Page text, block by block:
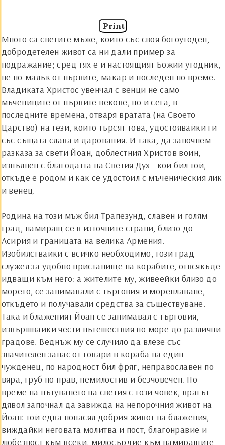
Print
Много са светите мъже, които със своя богоугоден,
добродетелен живот са ни дали пример за
подражание; сред тях е и настоящият Божий угодник,
не по-малък от първите, макар и последен по време.
Владиката Христос увенчал с венци не само
мъчениците от първите векове, но и сега, в
последните времена, отваря вратата (на Своето
Царство) на тези, които търсят това, удостоявайки ги
със същата слава и дарования. И така, да започнем
разказа за свети Йоан, доблестния Христов воин,
изпълнен с благодатта на Светия Дух - кой бил той,
откъде е родом и как се удостоил с мъченическия лик
и венец.
Родина на този мъж бил Трапезунд, славен и голям
град, намиращ се в източните страни, близо до
Асирия и границата на велика Армения.
Изобилствайки с всичко необходимо, този град
служел за удобно пристанище на корабите, отвсякъде
идващи към него: а жителите му, живеейки близо до
морето, се занимавали с търговия и мореплаване,
откъдето и получавали средства за съществуване.
Така и блаженият Йоан се занимавал с търговия,
извършвайки чести пътешествия по море до различни
градове. Веднъж му се случило да влезе със
значителен запас от товари в кораба на един
чужденец, по народност бил фряг, неправославен по
вяра, груб по нрав, немилостив и безчовечен. По
време на пътуването на светия с този човек, врагът
дявол започнал да завижда на непорочния живот на
Йоан: той едва понасял добрия живот на блажения,
виждайки неговата молитва и пост, благонравие и
любезност към всеки, милосърдие към намиращите